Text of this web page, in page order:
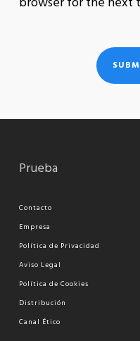
Prueba
Contacto
Empresa
Política de Privacidad
Aviso Legal
Política de Cookies
Distribución
Canal Ético